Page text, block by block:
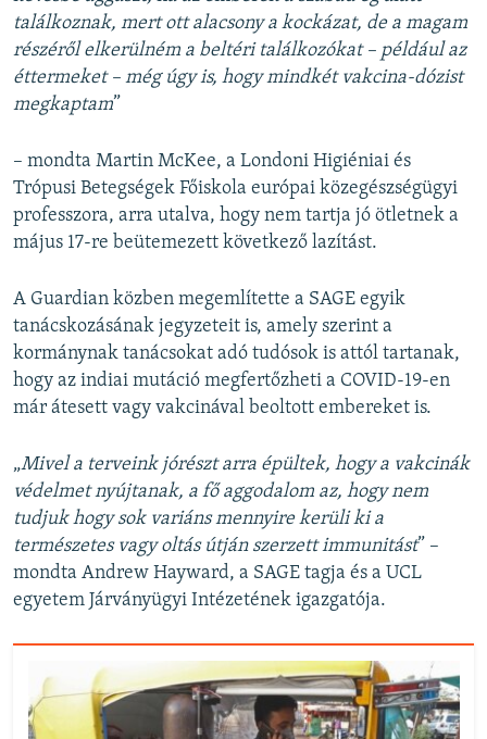
találkoznak, mert ott alacsony a kockázat, de a magam
részéről elkerülném a beltéri találkozókat – például az
éttermeket – még úgy is, hogy mindkét vakcina-dózist
megkaptam”
– mondta Martin McKee, a Londoni Higiéniai és
Trópusi Betegségek Főiskola európai közegészségügyi
professzora, arra utalva, hogy nem tartja jó ötletnek a
május 17-re beütemezett következő lazítást.
A Guardian közben megemlítette a SAGE egyik
tanácskozásának jegyzeteit is, amely szerint a
kormánynak tanácsokat adó tudósok is attól tartanak,
hogy az indiai mutáció megfertőzheti a COVID-19-en
már átesett vagy vakcinával beoltott embereket is.
„Mivel a terveink jórészt arra épültek, hogy a vakcinák
védelmet nyújtanak, a fő aggodalom az, hogy nem
tudjuk hogy sok variáns mennyire kerüli ki a
természetes vagy oltás útján szerzett immunitást” –
mondta Andrew Hayward, a SAGE tagja és a UCL
egyetem Járványügyi Intézetének igazgatója.